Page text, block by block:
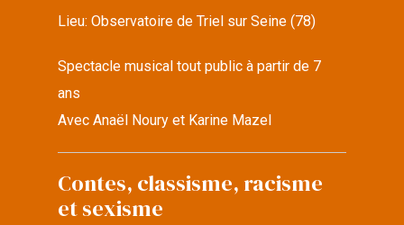
Lieu:Observatoire de Triel sur Seine (78)
Spectacle musical tout public à partir de 7
ans
Avec Anaël Noury et Karine Mazel
Contes, classisme, racisme
et sexisme